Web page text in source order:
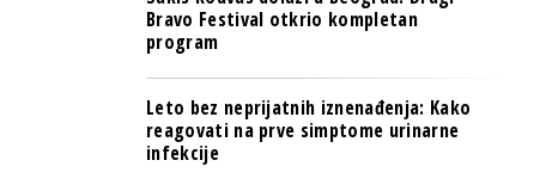
Bravo Festival otkrio kompletan
program
Leto bez neprijatnih iznenađenja: Kako
reagovati na prve simptome urinarne
infekcije